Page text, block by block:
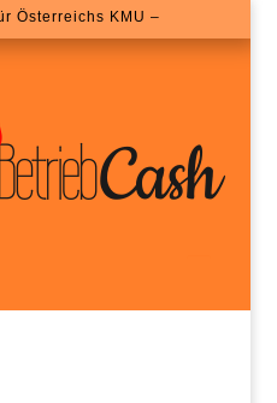
Österreichs KMU –